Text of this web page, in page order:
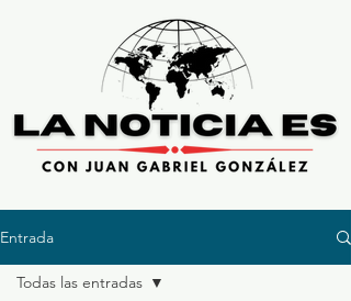
Entrada
Todas las entradas